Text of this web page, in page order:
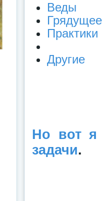
Веды
Грядущее
Практики
Другие
Но вот я
задачи.